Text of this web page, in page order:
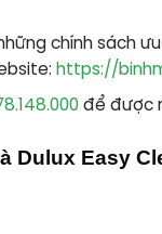
chính sách ưu
https://
để được
Dulux Easy